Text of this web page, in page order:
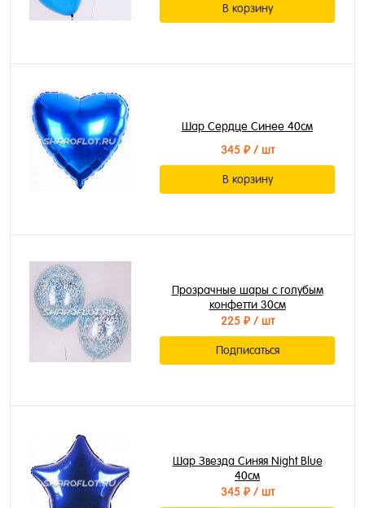
В корзину
Шар Сердце Синее 40см
345 ₽/ шт
В корзину
Прозрачные шары с голубым
конфетти 30см
225 ₽/ шт
Подписаться
Шар Звезда Синяя Night Blue
40см
345 ₽/ шт